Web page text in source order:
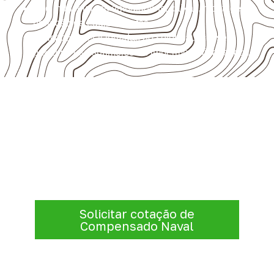
Uso industrial em embalagens, caixas, montagem e
proteção de equipamentos.
Aplicações relacionadas ao setor náutico, sem
presumir uso submerso ou impermeabilidade total.
Solicitar cotação de
Compensado Naval